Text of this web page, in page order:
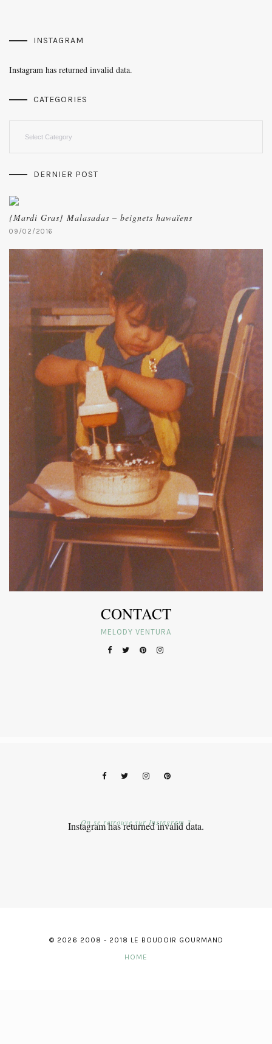
INSTAGRAM
Instagram has returned invalid data.
CATEGORIES
DERNIER POST
{Mardi Gras} Malasadas – beignets hawaïens
09/02/2016
CONTACT
MELODY VENTURA
Instagram has returned invalid data.
On se retrouve sur Instagram ?
© 2026 2008 - 2018 LE BOUDOIR GOURMAND
HOME